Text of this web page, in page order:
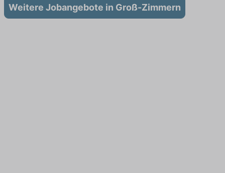
Weitere Jobangebote in Groß-Zimmern